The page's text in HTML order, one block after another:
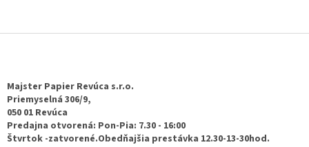
Majster Papier Revúca s.r.o.
Priemyselná 306/9,
050 01 Revúca
Predajna otvorená: Pon-Pia: 7.30 - 16:00
Štvrtok -zatvorené.Obedňajšia prestávka 12.30-13-30hod.